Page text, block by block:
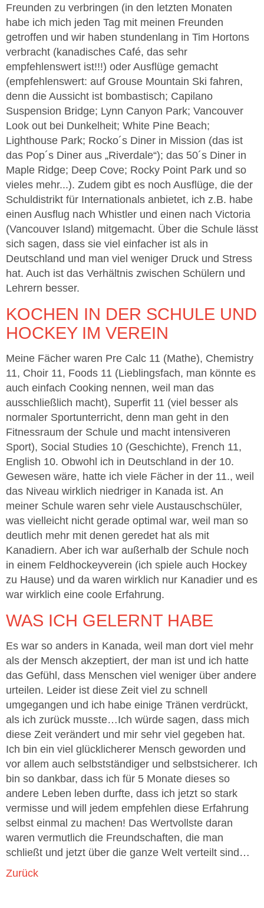
Freunden zu verbringen (in den letzten Monaten
habe ich mich jeden Tag mit meinen Freunden
getroffen und wir haben stundenlang in Tim Hortons
verbracht (kanadisches Café, das sehr
empfehlenswert ist!!!) oder Ausflüge gemacht
(empfehlenswert: auf Grouse Mountain Ski fahren,
denn die Aussicht ist bombastisch; Capilano
Suspension Bridge; Lynn Canyon Park; Vancouver
Look out bei Dunkelheit; White Pine Beach;
Lighthouse Park; Rocko´s Diner in Mission (das ist
das Pop´s Diner aus „Riverdale“); das 50´s Diner in
Maple Ridge; Deep Cove; Rocky Point Park und so
vieles mehr...). Zudem gibt es noch Ausflüge, die der
Schuldistrikt für Internationals anbietet, ich z.B. habe
einen Ausflug nach Whistler und einen nach Victoria
(Vancouver Island) mitgemacht. Über die Schule lässt
sich sagen, dass sie viel einfacher ist als in
Deutschland und man viel weniger Druck und Stress
hat. Auch ist das Verhältnis zwischen Schülern und
Lehrern besser.
KOCHEN IN DER SCHULE UND
HOCKEY IM VEREIN
Meine Fächer waren Pre Calc 11 (Mathe), Chemistry
11, Choir 11, Foods 11 (Lieblingsfach, man könnte es
auch einfach Cooking nennen, weil man das
ausschließlich macht), Superfit 11 (viel besser als
normaler Sportunterricht, denn man geht in den
Fitnessraum der Schule und macht intensiveren
Sport), Social Studies 10 (Geschichte), French 11,
English 10. Obwohl ich in Deutschland in der 10.
Gewesen wäre, hatte ich viele Fächer in der 11., weil
das Niveau wirklich niedriger in Kanada ist. An
meiner Schule waren sehr viele Austauschschüler,
was vielleicht nicht gerade optimal war, weil man so
deutlich mehr mit denen geredet hat als mit
Kanadiern. Aber ich war außerhalb der Schule noch
in einem Feldhockeyverein (ich spiele auch Hockey
zu Hause) und da waren wirklich nur Kanadier und es
war wirklich eine coole Erfahrung.
WAS ICH GELERNT HABE
Es war so anders in Kanada, weil man dort viel mehr
als der Mensch akzeptiert, der man ist und ich hatte
das Gefühl, dass Menschen viel weniger über andere
urteilen. Leider ist diese Zeit viel zu schnell
umgegangen und ich habe einige Tränen verdrückt,
als ich zurück musste…Ich würde sagen, dass mich
diese Zeit verändert und mir sehr viel gegeben hat.
Ich bin ein viel glücklicherer Mensch geworden und
vor allem auch selbstständiger und selbstsicherer. Ich
bin so dankbar, dass ich für 5 Monate dieses so
andere Leben leben durfte, dass ich jetzt so stark
vermisse und will jedem empfehlen diese Erfahrung
selbst einmal zu machen! Das Wertvollste daran
waren vermutlich die Freundschaften, die man
schließt und jetzt über die ganze Welt verteilt sind…
Zurück